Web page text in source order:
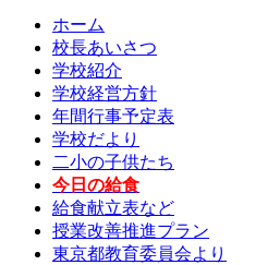
ホーム
校長あいさつ
学校紹介
学校経営方針
年間行事予定表
学校だより
二小の子供たち
今日の給食
給食献立表など
授業改善推進プラン
東京都教育委員会より